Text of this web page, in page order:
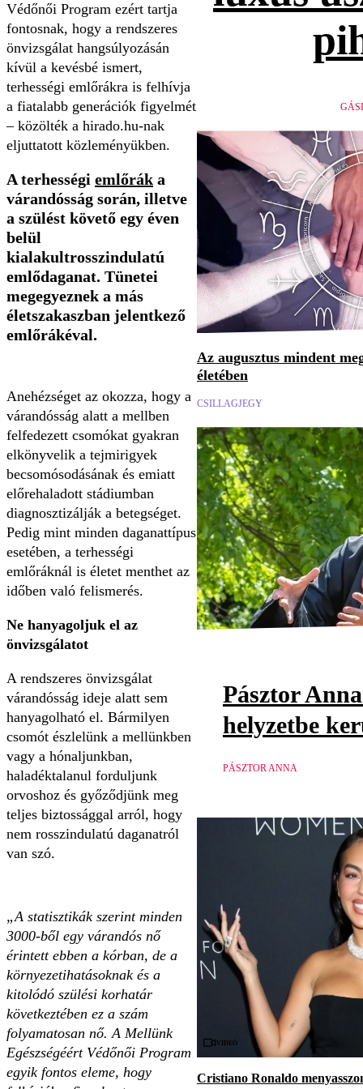
Védőnői Program ezért tartja
fontosnak, hogy a rendszeres
önvizsgálat hangsúlyozásán
kívül a kevésbé ismert,
terhességi emlőrákra is felhívja
a fiatalabb generációk figyelmét
– közölték a hirado.hu-nak
eljuttatott közleményükben.
A terhességi emlőrák a
várandósság során, illetve
a szülést követő egy éven
belül
kialakultrosszindulatú
emlődaganat. Tünetei
megegyeznek a más
életszakaszban jelentkező
emlőrákéval.
Anehézséget az okozza, hogy a
várandósság alatt a mellben
felfedezett csomókat gyakran
elkönyvelik a tejmirigyek
becsomósodásának és emiatt
előrehaladott stádiumban
diagnosztizálják a betegséget.
Pedig mint minden daganattípus
esetében, a terhességi
emlőráknál is életet menthet az
időben való felismerés.
Ne hanyagoljuk el az
önvizsgálatot
A rendszeres önvizsgálat
várandósság ideje alatt sem
hanyagolható el. Bármilyen
csomót észlelünk a mellünkben
vagy a hónaljunkban,
haladéktalanul forduljunk
orvoshoz és győződjünk meg
teljes biztossággal arról, hogy
nem rosszindulatú daganatról
van szó.
„A statisztikák szerint minden
3000-ből egy várandós nő
érintett ebben a kórban, de a
környezetihatásoknak és a
kitolódó szülési korhatár
következtében ez a szám
folyamatosan nő. A Mellünk
Egészségéért Védőnői Program
egyik fontos eleme, hogy
Az augusztus mindent
életében
CSILLAGJEGY
Pásztor
helyzetbe
PÁSZTOR ANNA
Videó
Cristiano Ronaldo